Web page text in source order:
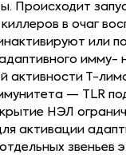
Происходит
в очаг
или
активности Т-
— TLR
НЭЛ
активации
звеньев